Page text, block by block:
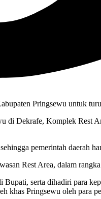
Pringsewu untuk
di Dekrafe, Komplek Rest
pemerintah daerah
Rest Area, dalam
serta dihadiri para
khas Pringsewu oleh